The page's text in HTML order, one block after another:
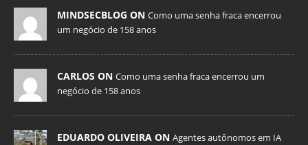
MINDSECBLOG ON Como uma senha fraca encerrou
um negócio de 158 anos
CARLOS ON Como uma senha fraca encerrou um
negócio de 158 anos
EDUARDO OLIVEIRA ON Agentes autônomos em IA